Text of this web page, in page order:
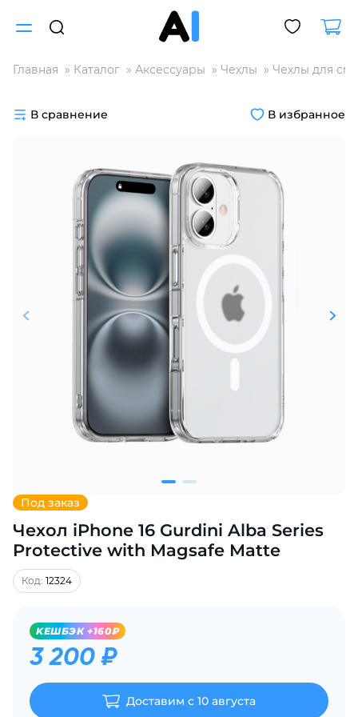
Главная Каталог Аксессуары Чехлы Чехлы для
Под заказ
Чехол iPhone 16 Gurdini Alba Series
Protective with Magsafe Matte
Код: 12324
KЕШБЭК +160₽
3 200 ₽
Доставим с 10 августа
В сравнение В избранное
Разбейте
на части
без переплат
График платежей
25
Добавляйте товары
в корзину
% картой любого банка
Получайте товар
выбранный способом
списываться
по25%каждые 2 недели
Подробнее